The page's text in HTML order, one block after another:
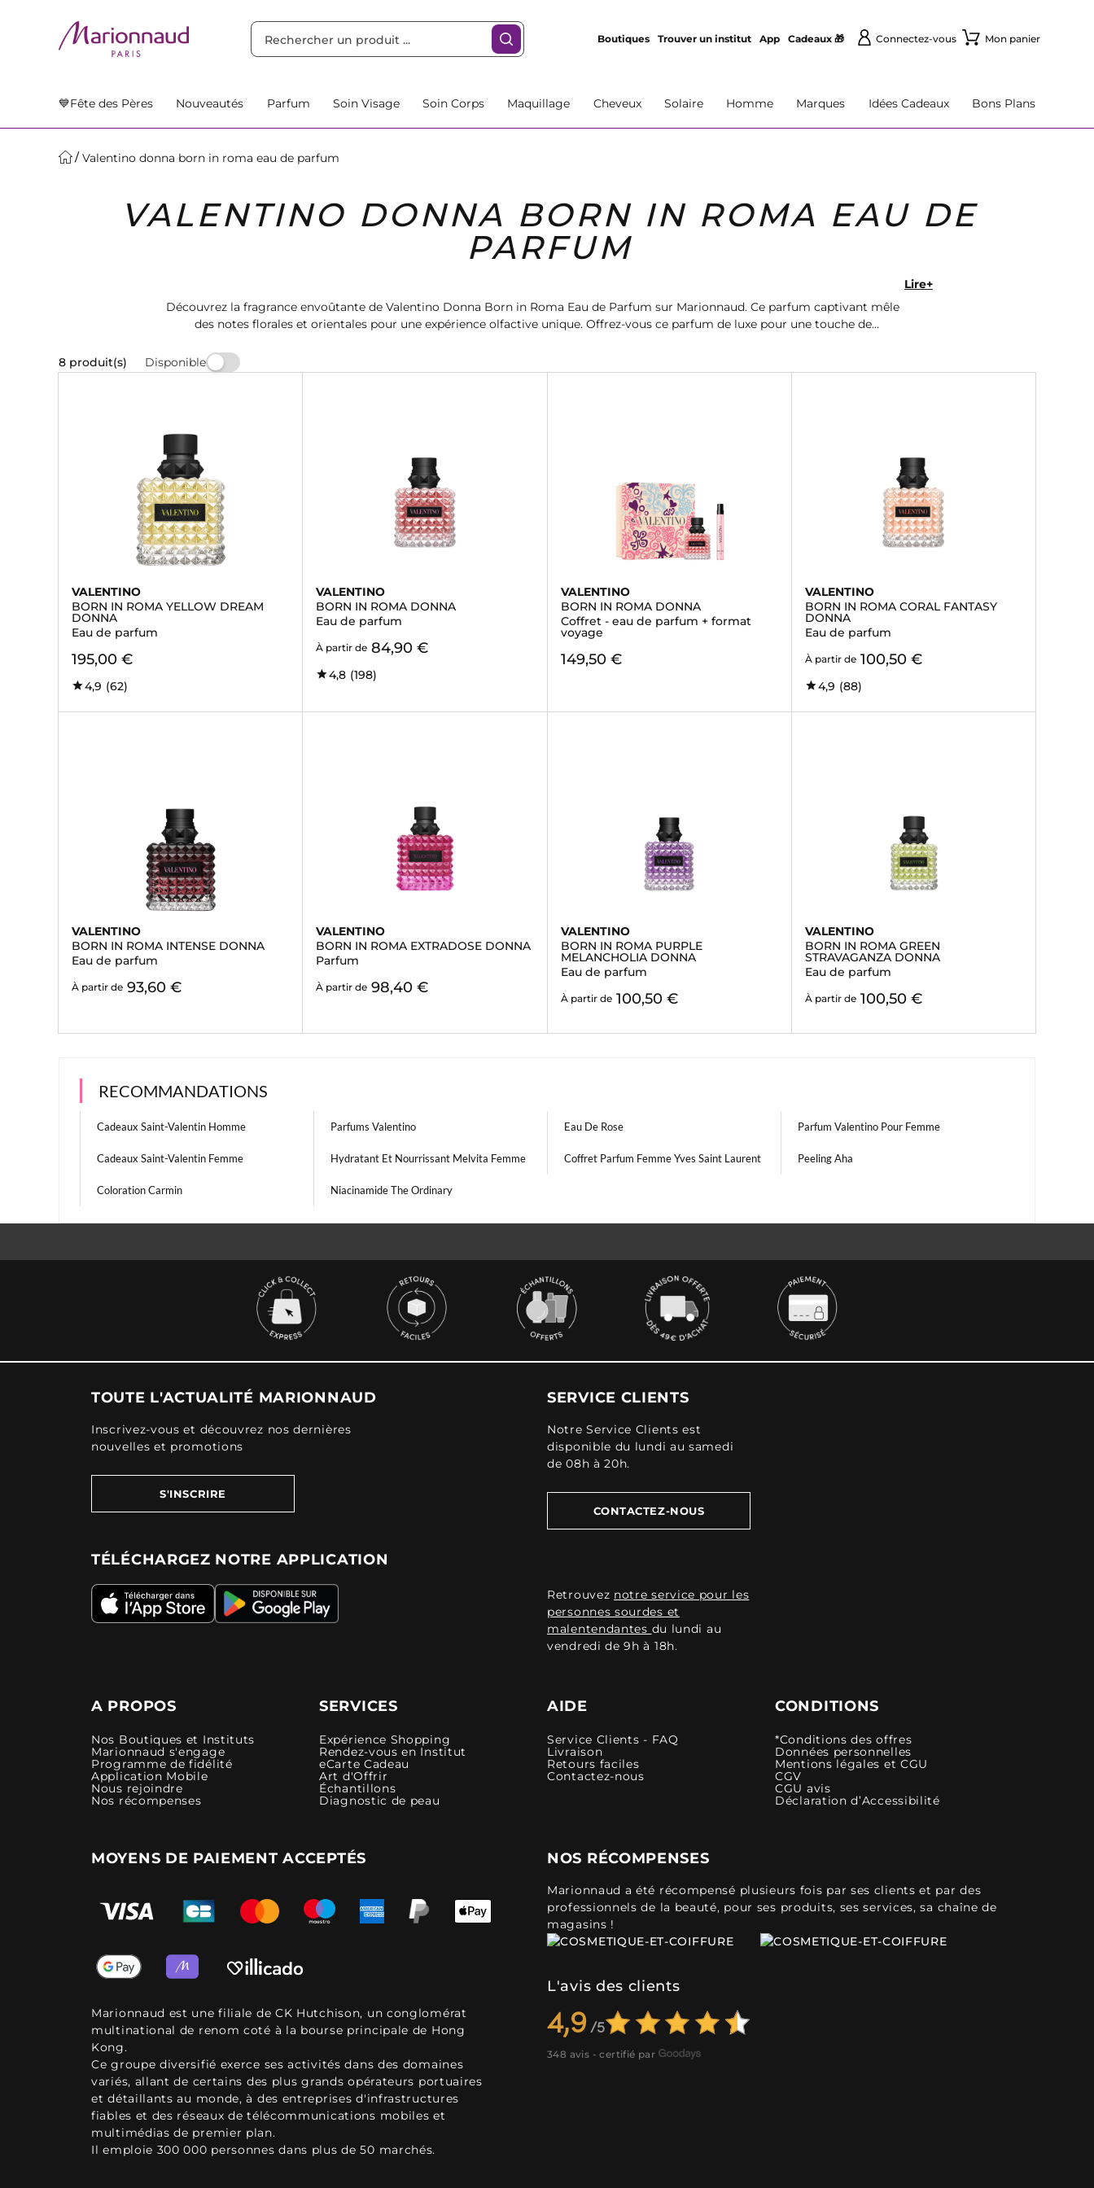
Boutiques Trouver un institut App Cadeaux 🎁 Connectez-vous Mon panier
💙Fête des Pères Nouveautés Parfum Soin Visage Soin Corps Maquillage Cheveux Solaire Homme Marques Idées Cadeaux Bons Plans
Valentino donna born in roma eau de parfum
VALENTINO DONNA BORN IN ROMA EAU DE
PARFUM
Découvrez la fragrance envoûtante de Valentino Donna Born in Roma Eau de Parfum sur Marionnaud. Ce parfum captivant mêle
des notes florales et orientales pour une expérience olfactive unique. Offrez-vous ce parfum de luxe pour une touche de
Lire+
8 produit(s) Disponible
VALENTINO
BORN IN ROMA YELLOW DREAM
DONNA
Eau de parfum
195,00 €
4,9 (62)
VALENTINO
BORN IN ROMA DONNA
Eau de parfum
À partir de 84,90 €
4,8 (198)
VALENTINO
BORN IN ROMA DONNA
Coffret - eau de parfum + format
voyage
149,50 €
VALENTINO
BORN IN ROMA CORAL FANTASY
DONNA
Eau de parfum
À partir de 100,50 €
4,9 (88)
VALENTINO
BORN IN ROMA INTENSE DONNA
Eau de parfum
À partir de 93,60 €
VALENTINO
BORN IN ROMA EXTRADOSE DONNA
Parfum
À partir de 98,40 €
VALENTINO
BORN IN ROMA PURPLE
MELANCHOLIA DONNA
Eau de parfum
À partir de 100,50 €
VALENTINO
BORN IN ROMA GREEN
STRAVAGANZA DONNA
Eau de parfum
À partir de 100,50 €
RECOMMANDATIONS
Cadeaux Saint-Valentin Homme Parfums Valentino Eau De Rose Parfum Valentino Pour Femme
Cadeaux Saint-Valentin Femme Hydratant Et Nourrissant Melvita Femme Coffret Parfum Femme Yves Saint Laurent Peeling Aha
Coloration Carmin Niacinamide The Ordinary
TOUTE L'ACTUALITÉ MARIONNAUD
Inscrivez-vous et découvrez nos dernières
nouvelles et promotions
S'INSCRIRE
TÉLÉCHARGEZ NOTRE APPLICATION
SERVICE CLIENTS
Notre Service Clients est
disponible du lundi au samedi
de 08h à 20h.
CONTACTEZ-NOUS
Retrouvez notre service pour les
personnes sourdes et
malentendantes du lundi au
vendredi de 9h à 18h.
A PROPOS
Nos Boutiques et Instituts
Marionnaud s'engage
Programme de fidélité
Application Mobile
Nous rejoindre
Nos récompenses
SERVICES
Expérience Shopping
Rendez-vous en Institut
eCarte Cadeau
Art d'Offrir
Échantillons
Diagnostic de peau
AIDE
Service Clients - FAQ
Livraison
Retours faciles
Contactez-nous
CONDITIONS
*Conditions des offres
Données personnelles
Mentions légales et CGU
CGV
CGU avis
Déclaration d’Accessibilité
MOYENS DE PAIEMENT ACCEPTÉS
Marionnaud est une filiale de CK Hutchison, un conglomérat
multinational de renom coté à la bourse principale de Hong
Kong.
Ce groupe diversifié exerce ses activités dans des domaines
variés, allant de certains des plus grands opérateurs portuaires
et détaillants au monde, à des entreprises d'infrastructures
fiables et des réseaux de télécommunications mobiles et
multimédias de premier plan.
Il emploie 300 000 personnes dans plus de 50 marchés.
NOS RÉCOMPENSES
Marionnaud a été récompensé plusieurs fois par ses clients et par des
professionnels de la beauté, pour ses produits, ses services, sa chaîne de
magasins !
L'avis des clients
4,9
348 avis - certifié par